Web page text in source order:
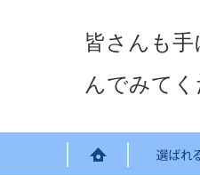
皆さんも
んでみてく